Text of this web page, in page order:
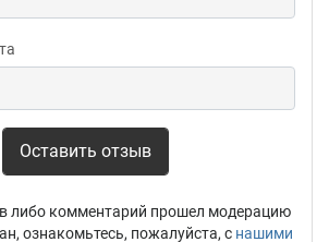
Оставить отзыв
либо комментарий прошел модерацию
ознакомьтесь, пожалуйста, с нашими